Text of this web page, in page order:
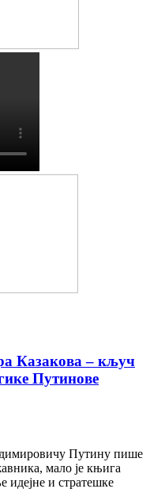
Казакова – кључ
Путинове
Путину пише
мало је књига
идејне и стратешке